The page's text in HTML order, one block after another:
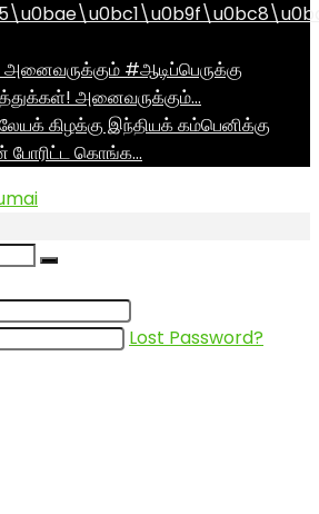
#ஆடிப்பெருக்கு
அனைவருக்கும்…
கிழக்கு இந்தியக் கம்பெனிக்கு
போரிட்ட கொங்க…
Lost Password?